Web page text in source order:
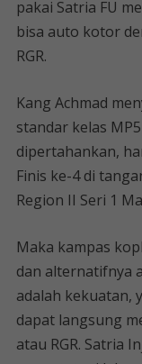
pakai Satria FU
bisa auto kotor
RGR.
Kang Achmad
standar kelas
dipertahankan,
Finis ke-4 di
Region II Seri 1
Maka kampas
dan alternatifnya
adalah kekuatan,
dapat langsung
atau RGR. Satria